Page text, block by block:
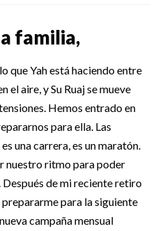
familia,
que Yah está haciendo entre
el aire, y Su Ruaj se mueve
Hemos entrado en
para ella. Las
una carrera, es un maratón.
nuestro ritmo para poder
de mi reciente retiro
para la siguiente
campaña mensual